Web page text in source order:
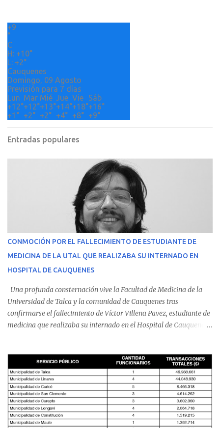
s
+9
°
C
H: +10°
L: +2°
Cauquenes
Domingo, 09 Agosto
Previsión para 7 días
Lun Mar Mié Jue Vie
Sáb
+12°+12°+13°+14°+18°+16°
+1° +2° +2° +4° +8° +9°
Entradas populares
CONMOCIÓN POR EL FALLECIMIENTO DE ESTUDIANTE DE
MEDICINA DE LA UTAL QUE REALIZABA SU INTERNADO EN
HOSPITAL DE CAUQUENES
Una profunda consternación vive la Facultad de Medicina de la
Universidad de Talca y la comunidad de Cauquenes tras
confirmarse el fallecimiento de Víctor Villena Pavez, estudiante de
medicina que realizaba su internado en el Hospital de Cauquenes.
malestares físicos. Dada la complejidad de su estado de salud, el
equipo médico determinó su traslado de urgencia al Hospital
Regional de Talca y dado la urgencia la ambulancia partió hacia
Talca con escolta de Carabineros. En medio del traslado, el
estudiante de medicina de 25 años, se agravó y pese a los esfuerzos
del personal de emergencia terminó falleciendo, sin alcanzar a